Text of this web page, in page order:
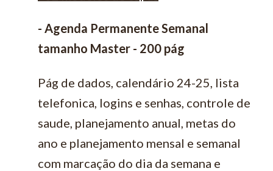
- Agenda Permanente Semanal
tamanho Master - 200 pág
Pág de dados, calendário 24-25, lista
telefonica, logins e senhas, controle de
saude, planejamento anual, metas do
ano e planejamento mensal e semanal
com marcação do dia da semana e